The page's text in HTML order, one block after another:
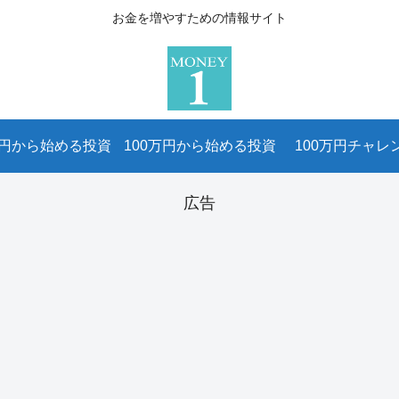
お金を増やすための情報サイト
から始める投資 100万円から始める投資 100万円チャレ
広告